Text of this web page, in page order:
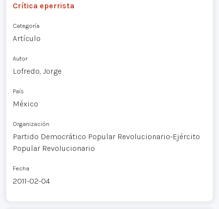
Crítica eperrista
Categoría
Artículo
Autor
Lofredo, Jorge
País
México
Organización
Partido Democrático Popular Revolucionario-Ejército
Popular Revolucionario
Fecha
2011-02-04